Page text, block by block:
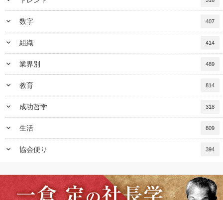
keyboard_arrow_down 数字 407
keyboard_arrow_down 組織 414
keyboard_arrow_down 業界別 489
keyboard_arrow_down 教育 814
keyboard_arrow_down 成功哲学 318
keyboard_arrow_down 生活 809
keyboard_arrow_down 協会便り 394